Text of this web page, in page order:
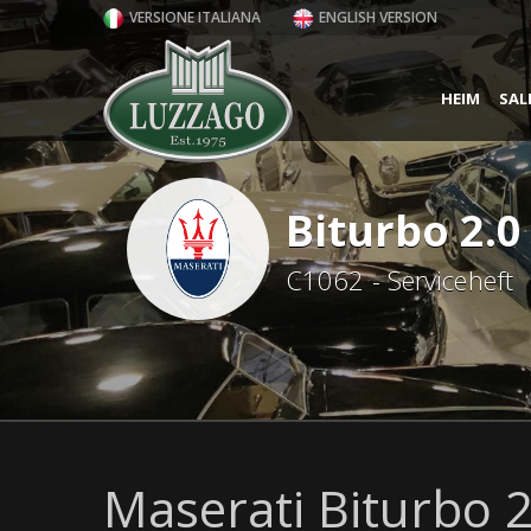
VERSIONE ITALIANA ENGLISH VERSION
HEIM
Biturbo 2.0
C1062 - Serviceheft
Maserati Biturbo